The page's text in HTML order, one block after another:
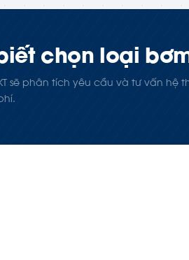
chọn loại
sẽ phân tích yêu cầu và tư vấn hệ